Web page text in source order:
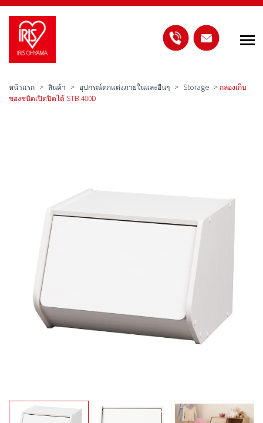
หน้าแรก สินค้า อุปกรณ์ตกแต่งภายในและอื่นๆ Storage > กล่องเก็บ
ของชนิดเปิดปิดได้ STB-400D